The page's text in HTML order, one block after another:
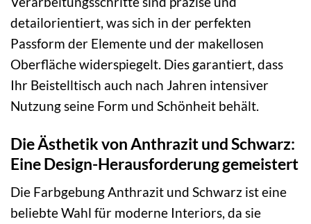
detailorientiert, was sich in der perfekten
Passform der Elemente und der makellosen
Oberfläche widerspiegelt. Dies garantiert, dass
Ihr Beistelltisch auch nach Jahren intensiver
Nutzung seine Form und Schönheit behält.
Die Ästhetik von Anthrazit und Schwarz:
Eine Design-Herausforderung gemeistert
Die Farbgebung Anthrazit und Schwarz ist eine
beliebte Wahl für moderne Interiors, da sie